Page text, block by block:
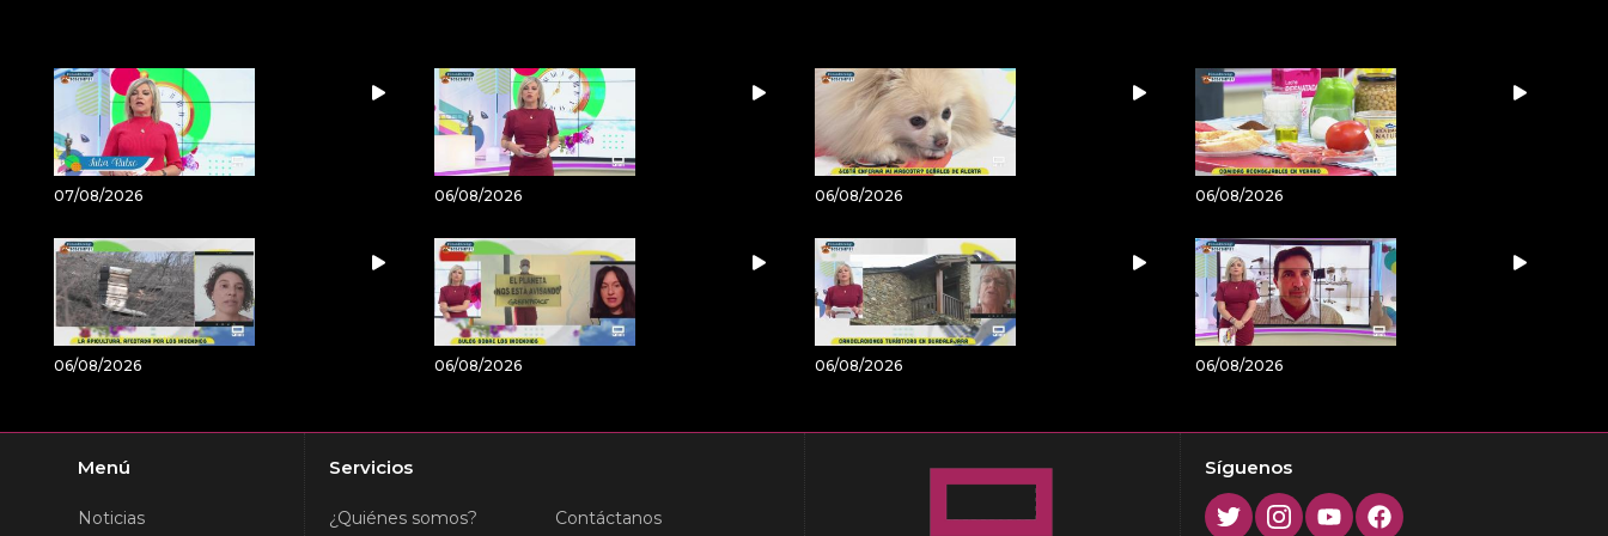
07/08/2026 06/08/2026 06/08/2026 06/08/2026
06/08/2026 06/08/2026 06/08/2026 06/08/2026
Menú
Noticias
Servicios
¿Quiénes somos? Contáctanos
Síguenos
TwitterInstagram
YoutubeFacebook